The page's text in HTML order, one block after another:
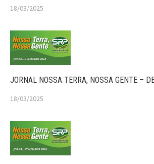
18/03/2025
JORNAL NOSSA TERRA, NOSSA GENTE –
18/03/2025